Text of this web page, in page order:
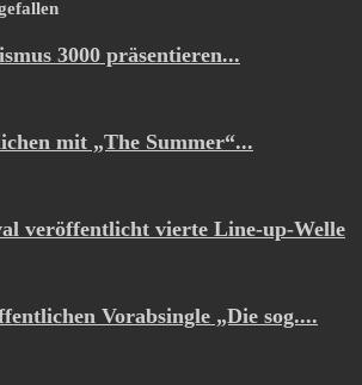
3000 präsentieren...
mit „The Summer“...
veröffentlicht vierte Line-up-Welle
Vorabsingle „Die sog....